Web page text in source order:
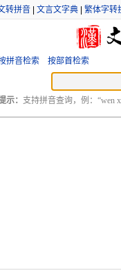
转拼音 文言文字典 繁体字转
拼音检索 按部首检索
示： 支持拼音查询，例：“wen